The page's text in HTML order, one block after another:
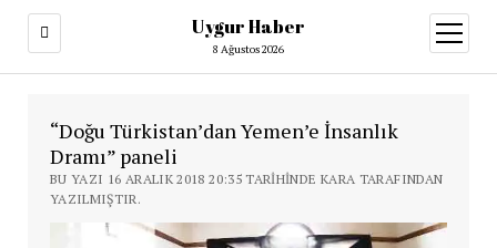
Uygur Haber
8 Ağustos 2026
aç
“Doğu Türkistan’dan Yemen’e İnsanlık
Dramı” paneli
BU YAZI 16 ARALIK 2018 20:35 TARIHINDE KARA TARAFINDAN
YAZILMIŞTIR.